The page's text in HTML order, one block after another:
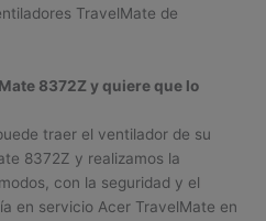
TravelMate de
8372Z y quiere que lo
traer el ventilador de su
8372Z y realizamos la
con la seguridad y el
en servicio Acer TravelMate en